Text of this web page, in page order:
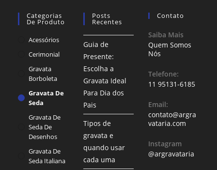
Categorias
De Produto
Acessórios
Cerimonial
Gravata
Borboleta
Gravata De
Seda
Gravata De
Seda De
Desenhos
Gravata De
Seda Italiana
Posts
Recentes
Guia de
Presente:
Escolha a
Gravata Ideal
Para Dia dos
Pais
Tipos de
gravata e
quando usar
cada uma
Contato
Saiba Mais
Quem Somos
Nós
Telefone:
11 95131-6185
Email:
contato@argra
vataria.com
Instagram
@argravataria